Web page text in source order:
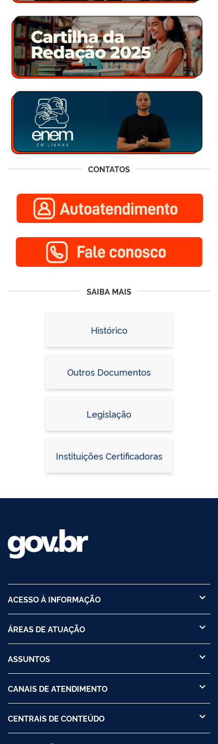
CONTATOS
SAIBA MAIS
Histórico
Outros Documentos
Legislação
Instituições Certificadoras
ACESSO À INFORMAÇÃO
ÁREAS DE ATUAÇÃO
ASSUNTOS
CANAIS DE ATENDIMENTO
CENTRAIS DE CONTEÚDO